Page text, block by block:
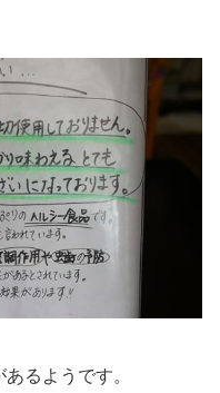
るようです。